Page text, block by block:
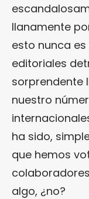
llanamente
esto nunca
editoriales
sorprendente
nuestro
ha sido,
que hemos
algo, ¿no?